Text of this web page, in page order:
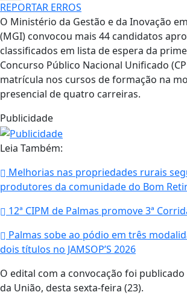
REPORTAR ERROS
O Ministério da Gestão e da Inovação
(MGI) convocou mais 44 candidatos
classificados em lista de espera da
Concurso Público Nacional Unificado
matrícula nos cursos de formação na
presencial de quatro carreiras.
Publicidade
Leia Também:
Melhorias nas propriedades rurais
produtores da comunidade do Bom
12ª CIPM de Palmas promove 3ª
Palmas sobe ao pódio em três
dois títulos no JAMSOP’S 2026
O edital com a convocação foi
da União, desta sexta-feira (23).